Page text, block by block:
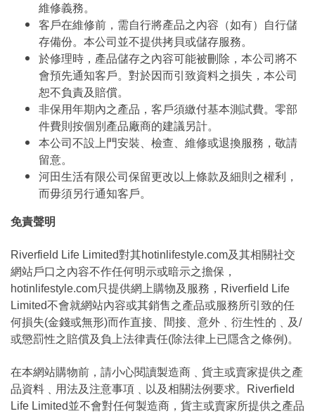
維修義務。
客戶在維修前，需自行將產品之內容（如有）自行儲
存備份。本公司並不提供拷貝或儲存服務。
於修理時，產品儲存之內容可能被刪除，本公司將不
會預先通知客戶。對於因而引致資料之損失，本公司
恕不負責及賠償。
非保用年期內之產品，客戶須繳付基本測試費。零部
件費則按個別產品廠商的建議另計。
本公司不設上門安裝、檢查、維修或退換服務，敬請
留意。
河田生活有限公司保留更改以上條款及細則之權利，
而毋須另行通知客戶。
免責聲明
Riverfield Life Limited對其hotinlifestyle.com及其相關社交
網站戶口之內容不作任何明示或暗示之擔保，
hotinlifestyle.com只提供網上購物及服務，Riverfield Life
Limited不會就網站內容或其銷售之產品或服務所引致的任
何損失(金錢或無形)而作直接、間接、意外﹑衍生性的﹑及/
或懲罰性之賠償及負上法律責任(除法律上已隱含之條例)。
在本網站購物前，請小心閱讀製造商﹑貨主或賣家提供之產
品資料﹑用法及注意事項﹑以及相關法例要求。Riverfield
Life Limited並不會對任何製造商，貨主或賣家所提供之產品